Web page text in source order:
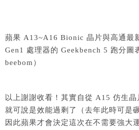
蘋果 A13~A16 Bionic 晶片與高通最
Gen1 處理器的 Geekbench 5 跑分圖
beebom）
以上謝謝收看！其實自從 A15 仿生
就可說是效能過剩了（去年此時可是
因此蘋果才會決定這次在不需要強大